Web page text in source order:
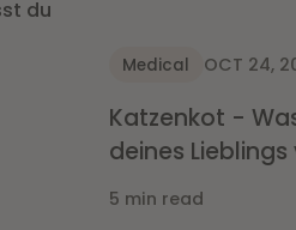
Medical OCT 24,
Katzenkot -
deines
5 min read